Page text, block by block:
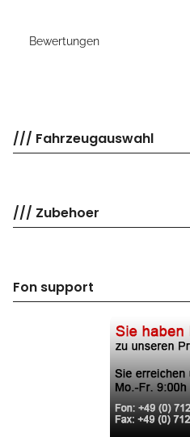
Bewertungen
/// Fahrzeugauswahl
/// Zubehoer
Fon support